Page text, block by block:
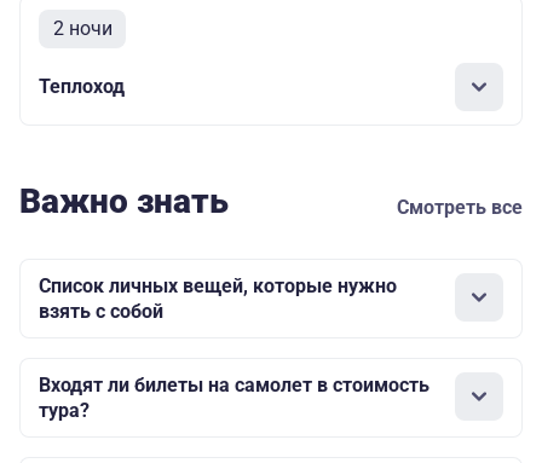
2 ночи
Теплоход
Важно знать Смотреть все
Список личных вещей, которые нужно
взять с собой
Входят ли билеты на самолет в стоимость
тура?